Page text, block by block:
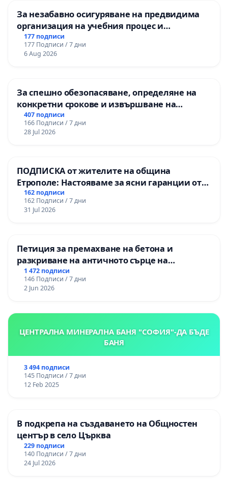
За незабавно осигуряване на предвидима
организация на учебния процес и
гарантиране на правото на равнопоставено
и качествено образование на учениците от
ОУ „Княз Александър I“ и Хуманитарна
177 подписи
177 Подписи / 7 дни
6 Aug 2026
За спешно обезопасяване, определяне на
конкретни срокове и извършване на
цялостна рехабилитация на
републиканския път между пътен възел АМ
„Тракия“ - гр. Ихтиман - с. Мирово - к.к.
407 подписи
166 Подписи / 7 дни
28 Jul 2026
ПОДПИСКА от жителите на община
Етрополе: Настояваме за ясни гаранции от
“Елаците-МЕД” АД и от държавата, че ще се
изпълнят всички екологични норми!
162 подписи
162 Подписи / 7 дни
31 Jul 2026
Петиция за премахване на бетона и
разкриване на античното сърце на
Могиланската могила във Враца
1 472 подписи
146 Подписи / 7 дни
2 Jun 2026
ЦЕНТРАЛНА МИНЕРАЛНА БАНЯ "СОФИЯ"-ДА БЪДЕ
БАНЯ
3 494 подписи
145 Подписи / 7 дни
12 Feb 2025
В подкрепа на създаването на Общностен
център в село Църква
229 подписи
140 Подписи / 7 дни
24 Jul 2026